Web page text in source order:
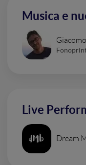
Musica e
Live
Dream